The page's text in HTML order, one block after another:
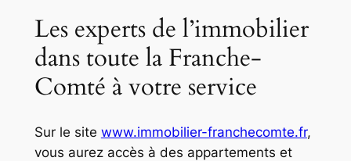
Les experts de l’immobilier
dans toute la Franche-
Comté à votre service
Sur le site www.immobilier-franchecomte.fr,
vous aurez accès à des appartements et